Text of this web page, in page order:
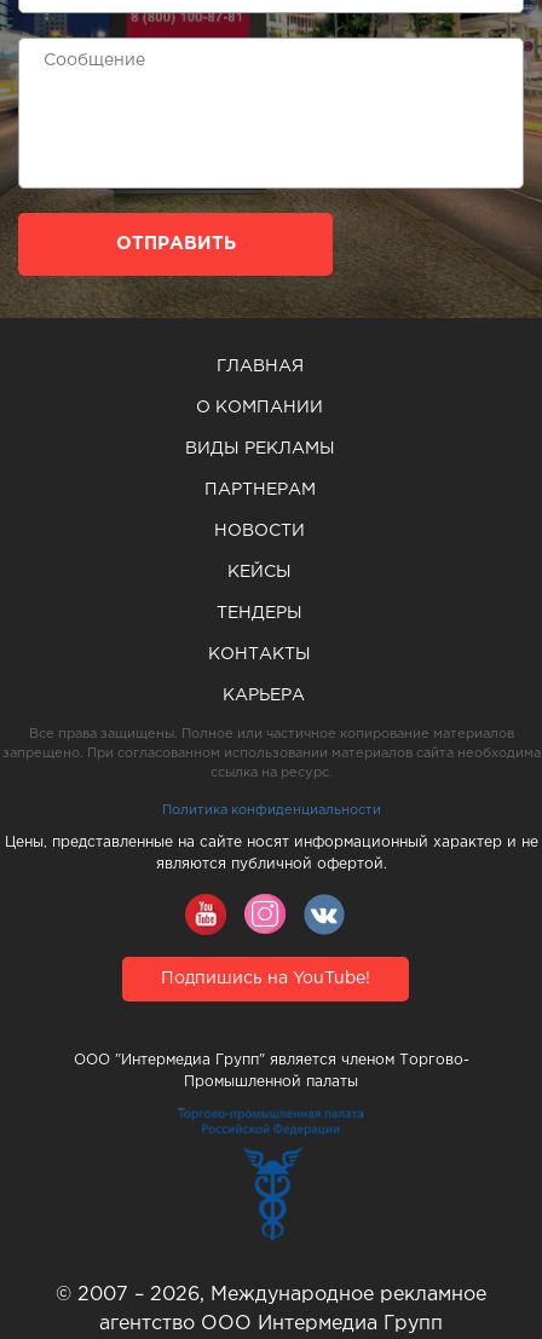
ОТПРАВИТЬ
ГЛАВНАЯ
О КОМПАНИИ
ВИДЫ РЕКЛАМЫ
ПАРТНЕРАМ
НОВОСТИ
КЕЙСЫ
ТЕНДЕРЫ
КОНТАКТЫ
КАРЬЕРА
Все права защищены. Полное или частичное копирование материалов
запрещено. При согласованном использовании материалов сайта необходима
ссылка на ресурс.
Политика конфиденциальности
Цены, представленные на сайте носят информационный характер и не
являются публичной офертой.
Подпишись на YouTube!
ООО "Интермедиа Групп" является членом Торгово-
Промышленной палаты
© 2007 – 2026, Международное рекламное
агентство ООО Интермедиа Групп